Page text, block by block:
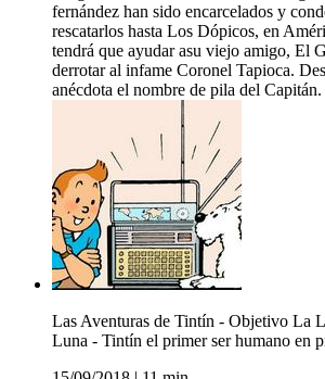
fernández han sido encarcelados y
rescatarlos hasta Los Dópicos, en
tendrá que ayudar asu viejo amigo, El
derrotar al infame Coronel Tapioca.
anécdota el nombre de pila del Capitán.
Las Aventuras de Tintín - Objetivo La
Luna - Tintín el primer ser humano en